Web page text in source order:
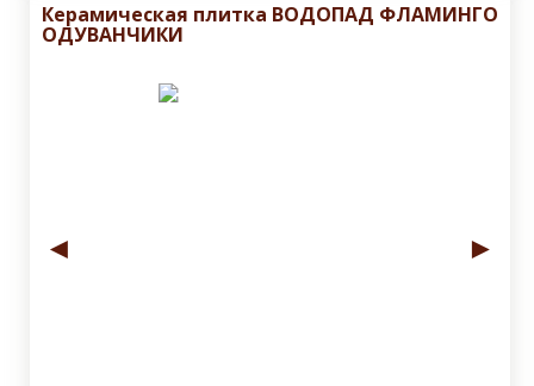
Керамическая плитка ВОДОПАД ФЛАМИНГО
ОДУВАНЧИКИ
◄ ►